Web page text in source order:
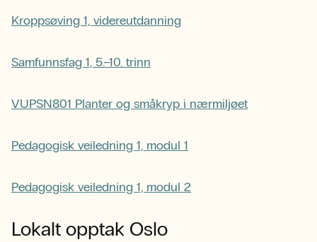
Kroppsøving 1, videreutdanning
Samfunnsfag 1, 5.–10. trinn
VUPSN801 Planter og småkryp i nærmiljøet
Pedagogisk veiledning 1, modul 1
Pedagogisk veiledning 1, modul 2
Lokalt opptak Oslo